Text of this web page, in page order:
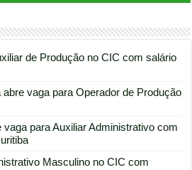
de Produção no CIC com salário
vaga para Operador de Produção
para Auxiliar Administrativo com
Masculino no CIC com